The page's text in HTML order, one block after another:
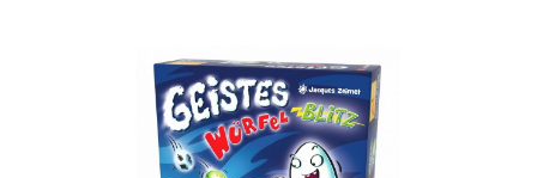
Bildergalerie überspringen